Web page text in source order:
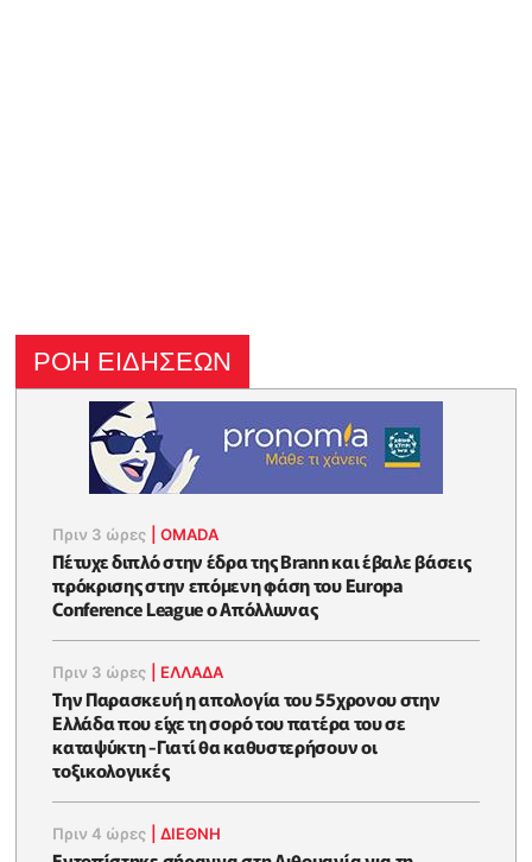
ΡΟΗ ΕΙΔΗΣΕΩΝ
Πριν 3 ώρες |OMADA
Πέτυχε διπλό στην έδρα της Brann και έβαλε βάσεις
πρόκρισης στην επόμενη φάση του Europa
Conference League ο Απόλλωνας
Πριν 3 ώρες ΕΛΛΑΔΑ
Την Παρασκευή η απολογία του 55χρονου στην
Ελλάδα που είχε τη σορό του πατέρα του σε
καταψύκτη -Γιατί θα καθυστερήσουν οι
τοξικολογικές
Πριν 4 ώρες |ΔΙΕΘΝΗ